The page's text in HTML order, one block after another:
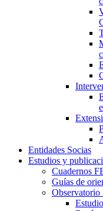
Entidades Socias
Estudios y
Cuadernos
Guías de
Observatorio